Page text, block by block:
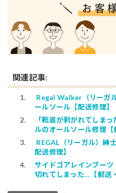
関連記事:
Regal Walker（リーガ
ールソール【配送修理】
「靴底が剥がれてしま
ルのオールソール修理【
REGAL（リーガル）紳
配送修理】
サイドゴアレインブー
切れてしまった…【郵送